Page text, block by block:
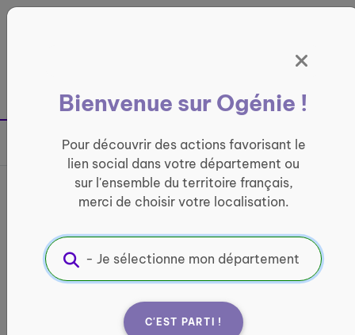
France entière
Bienvenue sur Ogénie !
Pour découvrir des actions favorisant le
lien social dans votre département ou
sur l'ensemble du territoire français,
merci de choisir votre localisation.
C'EST PARTI !
Partager sur
France services Collines du
Perche Normand
INFORMATIQUE ET ACCÈS AUX DROITS
Informations pratiques :
Panneau de gestion des cookies